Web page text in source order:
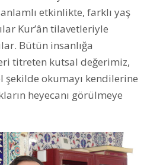
etkinlikte, farklı yaş
Kur’ân tilavetleriyle
Bütün insanlığa
titreten kutsal değerimiz,
şekilde okumayı kendilerine
heyecanı görülmeye